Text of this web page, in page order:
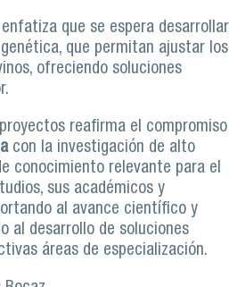
que se espera desarrollar
que permitan ajustar los
ofreciendo soluciones
reafirma el compromiso
con la investigación de alto
conocimiento relevante para el
sus académicos y
al avance científico y
al desarrollo de soluciones
áreas de especialización.